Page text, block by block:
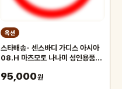
옥션
스타배송- 센스바디 가디스 아시아
08.H 마츠모토 나나미 성인용품
95,000원